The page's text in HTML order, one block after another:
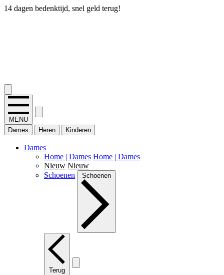
14 dagen bedenktijd, snel geld terug!
MENU
Dames
Heren Kinderen
Dames
Home | Dames Home | Dames
Nieuw Nieuw
Schoenen
Schoenen
Terug